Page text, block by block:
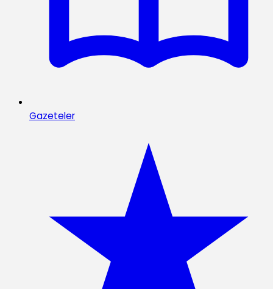
Gazeteler